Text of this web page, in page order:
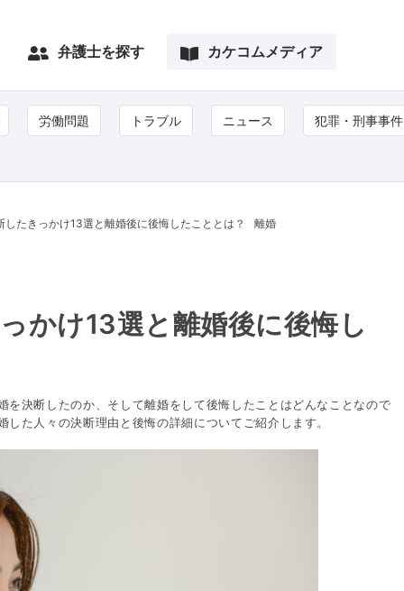
弁護士を探す カケコムメディア
労働問題 トラブル ニュース 犯罪・刑事事件
したきっかけ13選と離婚後に後悔したこととは？ 離婚
かけ13選と離婚後に後悔し
を決断したのか、そして離婚をして後悔したことはどんなことなので
た人々の決断理由と後悔の詳細についてご紹介します。